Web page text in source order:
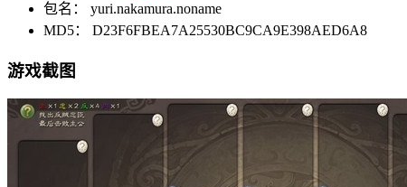
包名： yuri.nakamura.noname
MD5： D23F6FBEA7A25530BC9CA9E398AED6A8
游戏截图